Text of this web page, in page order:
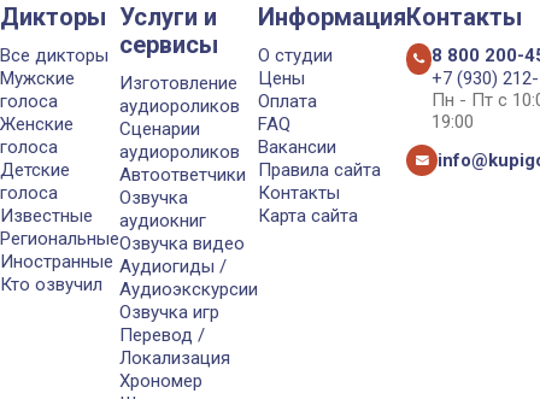
Дикторы
Все дикторы
Мужские
голоса
Женские
голоса
Детские
голоса
Известные
Региональные
Иностранные
Кто озвучил
Услуги и
сервисы
Изготовление
аудиороликов
Сценарии
аудиороликов
Автоответчики
Озвучка
аудиокниг
Озвучка видео
Аудиогиды /
Аудиоэкскурсии
Озвучка игр
Перевод /
Локализация
Хрономер
Информация
О студии
Цены
Оплата
FAQ
Вакансии
Правила сайта
Контакты
Карта сайта
Контакты
8 800 200-
+7 (930)
Пн - Пт с
19:00